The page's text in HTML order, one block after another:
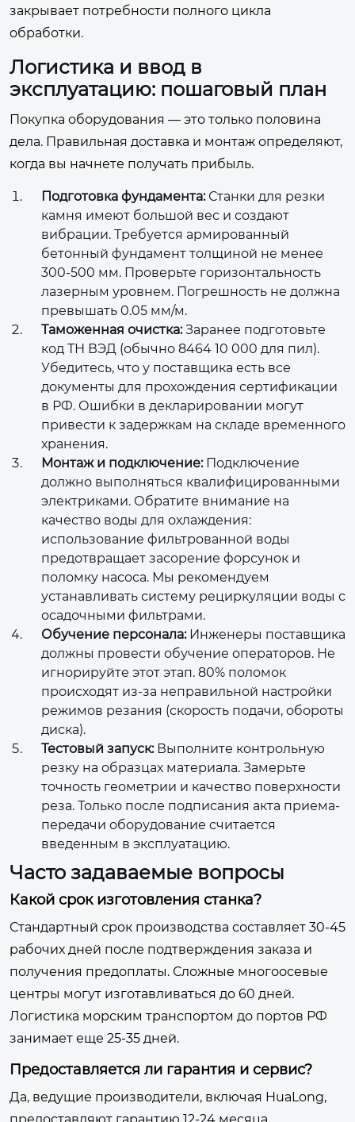
закрывает потребности полного цикла
обработки.
Логистика и ввод в
эксплуатацию: пошаговый план
Покупка оборудования — это только половина
дела. Правильная доставка и монтаж определяют,
когда вы начнете получать прибыль.
Подготовка фундамента:Станки для резки
камня имеют большой вес и создают
вибрации. Требуется армированный
бетонный фундамент толщиной не менее
300-500 мм. Проверьте горизонтальность
лазерным уровнем. Погрешность не должна
превышать 0.05 мм/м.
Таможенная очистка:Заранее подготовьте
код ТН ВЭД (обычно 8464 10 000 для пил).
Убедитесь, что у поставщика есть все
документы для прохождения сертификации
в РФ. Ошибки в декларировании могут
привести к задержкам на складе временного
хранения.
Монтаж и подключение:Подключение
должно выполняться квалифицированными
электриками. Обратите внимание на
качество воды для охлаждения:
использование фильтрованной воды
предотвращает засорение форсунок и
поломку насоса. Мы рекомендуем
устанавливать систему рециркуляции воды с
осадочными фильтрами.
Обучение персонала:Инженеры поставщика
должны провести обучение операторов. Не
игнорируйте этот этап. 80% поломок
происходят из-за неправильной настройки
режимов резания (скорость подачи, обороты
диска).
Тестовый запуск:Выполните контрольную
резку на образцах материала. Замерьте
точность геометрии и качество поверхности
реза. Только после подписания акта приема-
передачи оборудование считается
введенным в эксплуатацию.
Часто задаваемые вопросы
Какой срок изготовления станка?
Стандартный срок производства составляет 30-45
рабочих дней после подтверждения заказа и
получения предоплаты. Сложные многоосевые
центры могут изготавливаться до 60 дней.
Логистика морским транспортом до портов РФ
занимает еще 25-35 дней.
Предоставляется ли гарантия и сервис?
Да, ведущие производители, включая HuaLong,